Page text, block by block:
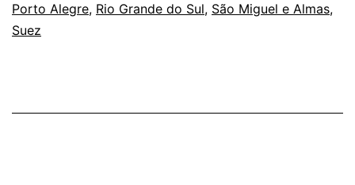
Porto Alegre, Rio Grande do Sul, São Miguel e Almas,
Suez